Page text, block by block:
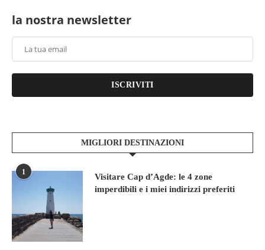
la nostra newsletter
ISCRIVITI
MIGLIORI DESTINAZIONI
1
Visitare Cap d’Agde: le 4 zone
imperdibili e i miei indirizzi preferiti